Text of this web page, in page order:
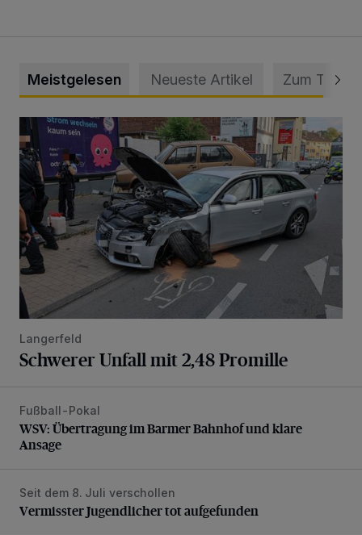
Meistgelesen Neueste Artikel Zum Thema
Schwerer Unfall mit 2,48 Promille
Langerfeld
Schwerer Unfall mit 2,48 Promille
WSV: Übertragung im Barmer Bahnhof und klare Ansage
Fußball-Pokal
WSV: Übertragung im Barmer Bahnhof und klare
Ansage
Vermisster Jugendlicher tot aufgefunden
Seit dem 8. Juli verschollen
Vermisster Jugendlicher tot aufgefunden